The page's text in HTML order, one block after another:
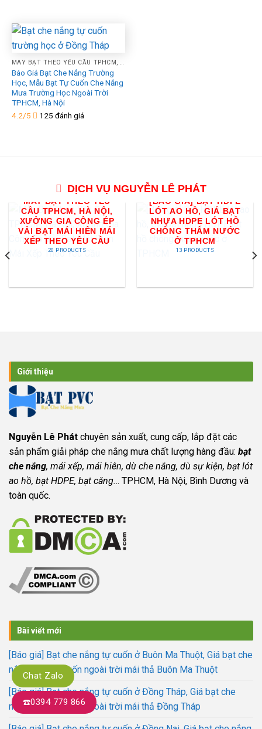
Báo Giá Bạt Che Nắng Trường
Học, Mẫu Bạt Tự Cuốn Che Nắng
Mưa Trường Học Ngoài Trời
TPHCM, Hà Nội
4.2/5
125 đánh giá
DỊCH VỤ NGUYỄN LÊ PHÁT
MAY BẠT THEO YÊU
CẦU TPHCM, HÀ NỘI,
XƯỞNG GIA CÔNG ÉP
VẢI BẠT MÁI HIÊN MÁI
XẾP THEO YÊU CẦU
20 PRODUCTS
[BÁO GIÁ] BẠT HDPE
LÓT AO HỒ, GIÁ BẠT
NHỰA HDPE LÓT HỒ
CHỐNG THẤM NƯỚC
Ở TPHCM
13 PRODUCTS
Giới thiệu
Nguyễn Lê Phát chuyên sản xuất, cung cấp, lắp đặt các
sản phẩm giải pháp che nắng mưa chất lượng hàng đầu: bạt
che nắng, mái xếp, mái hiên, dù che nắng, dù sự kiện, bạt lót
ao hồ, bạt HDPE, bạt căng... TPHCM, Hà Nội, Bình Dương và
toàn quốc.
Bài viết mới
[Báo giá] Bạt che nắng tự cuốn ở Buôn Ma Thuột, Giá bạt che
nắng mưa tự cuốn ngoài trời mái thả Buôn Ma Thuột
[Báo giá] Bạt che nắng tự cuốn ở Đồng Tháp, Giá bạt che
nắng mưa tự cuốn ngoài trời mái thả Đồng Tháp
Chat Zalo
☎️0394 779 866